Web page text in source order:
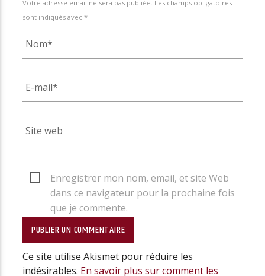
Votre adresse email ne sera pas publiée. Les champs obligatoires
sont indiqués avec *
Enregistrer mon nom, email, et site Web
dans ce navigateur pour la prochaine fois
que je commente.
Ce site utilise Akismet pour réduire les
indésirables. En savoir plus sur comment les